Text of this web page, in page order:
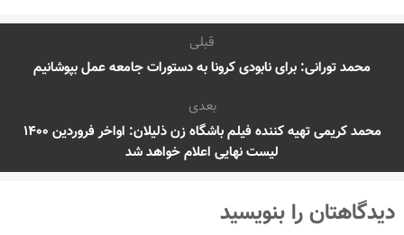
قبلی
محمد تورانی: برای نابودی کرونا به دستورات جامعه عمل بپوشانیم
بعدی
محمد کریمی تهیه کننده فیلم باشگاه زن ذلیلان: اواخر فروردین ۱۴۰۰
لیست نهایی اعلام خواهد شد
دیدگاهتان را بنویسید